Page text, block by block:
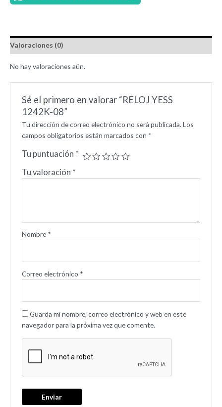
Valoraciones (0)
No hay valoraciones aún.
Sé el primero en valorar “RELOJ YESS
1242K-08”
Tu dirección de correo electrónico no será publicada. Los
campos obligatorios están marcados con *
Tu puntuación *
Tu valoración *
Nombre *
Correo electrónico *
Guarda mi nombre, correo electrónico y web en este
navegador para la próxima vez que comente.